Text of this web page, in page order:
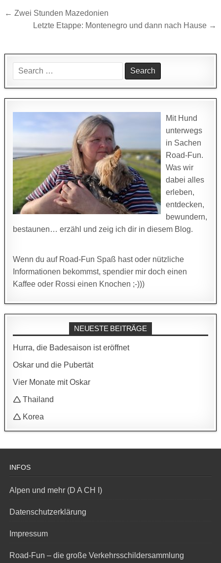
Beitragsnavigation
← Zwei Stunden Mazedonien
Letzte Etappe: Montenegro und dann nach Hause →
Search
for:
Mit Hund
unterwegs
in Sachen
Road-Fun.
Was wir
dabei alles
erleben,
entdecken,
bewundern,
bestaunen… erzähl und zeig ich dir in diesem Blog.
Wenn du auf Road-Fun Spaß hast oder nützliche
Informationen bekommst, spendier mir doch einen
Kaffee oder Rossi einen Knochen ;-)))
NEUESTE BEITRÄGE
Hurra, die Badesaison ist eröffnet
Oskar und die Pubertät
Vier Monate mit Oskar
🛆 Thailand
🛆 Korea
INFOS
Alpen und mehr (D A CH I)
Datenschutzerklärung
Impressum
Road-Fun – die große Verkehrsschildersammlung